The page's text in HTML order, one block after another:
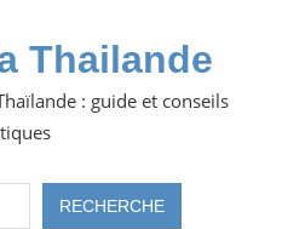
Thailande
: guide et conseils
RechercherRECHERCHE